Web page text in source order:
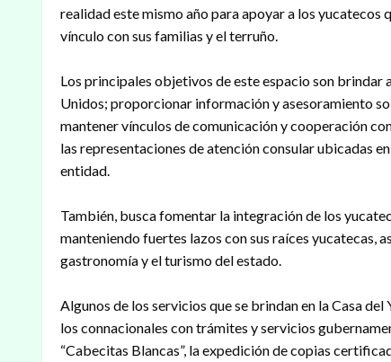
realidad este mismo año para apoyar a los yucatecos
vínculo con sus familias y el terruño.
Los principales objetivos de este espacio son brindar
Unidos; proporcionar información y asesoramiento
mantener vínculos de comunicación y cooperación
las representaciones de atención consular ubicadas
entidad.
También, busca fomentar la integración de los
manteniendo fuertes lazos con sus raíces yucatecas,
gastronomía y el turismo del estado.
Algunos de los servicios que se brindan en la Casa
los connacionales con trámites y servicios
“Cabecitas Blancas”, la expedición de copias